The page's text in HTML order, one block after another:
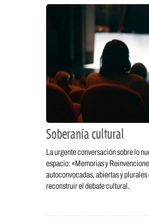
Soberanía cultural
La urgente conversación sobre lo
espacio: «Memorias y
autoconvocadas, abiertas y plurales
reconstruir el debate cultural.